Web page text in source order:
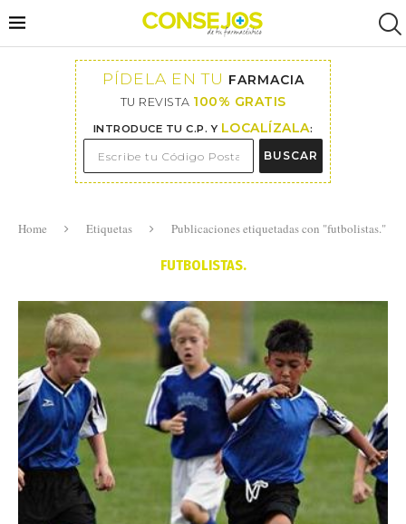
PÍDELA EN TU FARMACIA
TU REVISTA 100% GRATIS
INTRODUCE TU C.P. Y LOCALÍZALA:
BUSCAR
Home Etiquetas Publicaciones etiquetadas con "futbolistas."
FUTBOLISTAS.